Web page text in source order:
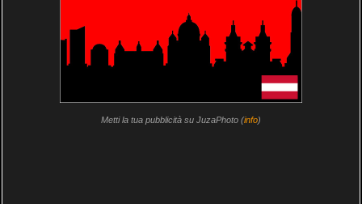
Metti la tua pubblicità su JuzaPhoto (info)